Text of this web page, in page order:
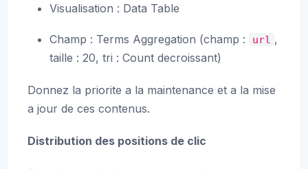
Visualisation : Data Table
Champ : Terms Aggregation (champ : url ,
taille : 20, tri : Count decroissant)
Donnez la priorite a la maintenance et a la mise
a jour de ces contenus.
Distribution des positions de clic